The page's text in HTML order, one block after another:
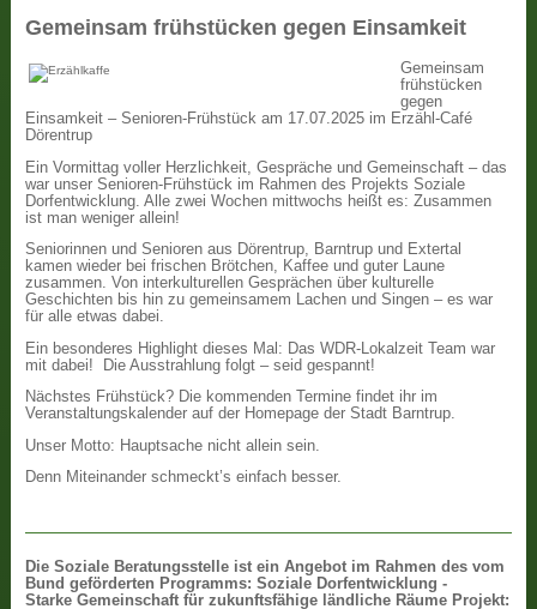
Gemeinsam frühstücken gegen Einsamkeit
Gemeinsam
frühstücken
gegen
Einsamkeit – Senioren-Frühstück am 17.07.2025 im Erzähl-Café
Dörentrup
Ein Vormittag voller Herzlichkeit, Gespräche und Gemeinschaft – das
war unser Senioren-Frühstück im Rahmen des Projekts Soziale
Dorfentwicklung. Alle zwei Wochen mittwochs heißt es: Zusammen
ist man weniger allein!
Seniorinnen und Senioren aus Dörentrup, Barntrup und Extertal
kamen wieder bei frischen Brötchen, Kaffee und guter Laune
zusammen. Von interkulturellen Gesprächen über kulturelle
Geschichten bis hin zu gemeinsamem Lachen und Singen – es war
für alle etwas dabei.
Ein besonderes Highlight dieses Mal: Das WDR-Lokalzeit Team war
mit dabei! Die Ausstrahlung folgt – seid gespannt!
Nächstes Frühstück? Die kommenden Termine findet ihr im
Veranstaltungskalender auf der Homepage der Stadt Barntrup.
Unser Motto: Hauptsache nicht allein sein.
Denn Miteinander schmeckt’s einfach besser.
Die Soziale Beratungsstelle ist ein Angebot im Rahmen des vom
Bund geförderten Programms: Soziale Dorfentwicklung -
Starke Gemeinschaft für zukunftsfähige ländliche Räume Projekt: